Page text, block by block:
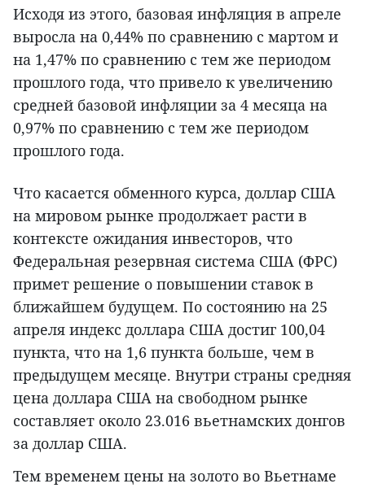
Исходя из этого, базовая инфляция в апреле
выросла на 0,44% по сравнению с мартом и
на 1,47% по сравнению с тем же периодом
прошлого года, что привело к увеличению
средней базовой инфляции за 4 месяца на
0,97% по сравнению с тем же периодом
прошлого года.
Что касается обменного курса, доллар США
на мировом рынке продолжает расти в
контексте ожидания инвесторов, что
Федеральная резервная система США (ФРС)
примет решение о повышении ставок в
ближайшем будущем. По состоянию на 25
апреля индекс доллара США достиг 100,04
пункта, что на 1,6 пункта больше, чем в
предыдущем месяце. Внутри страны средняя
цена доллара США на свободном рынке
составляет около 23.016 вьетнамских донгов
за доллар США.
Тем временем цены на золото во Вьетнаме